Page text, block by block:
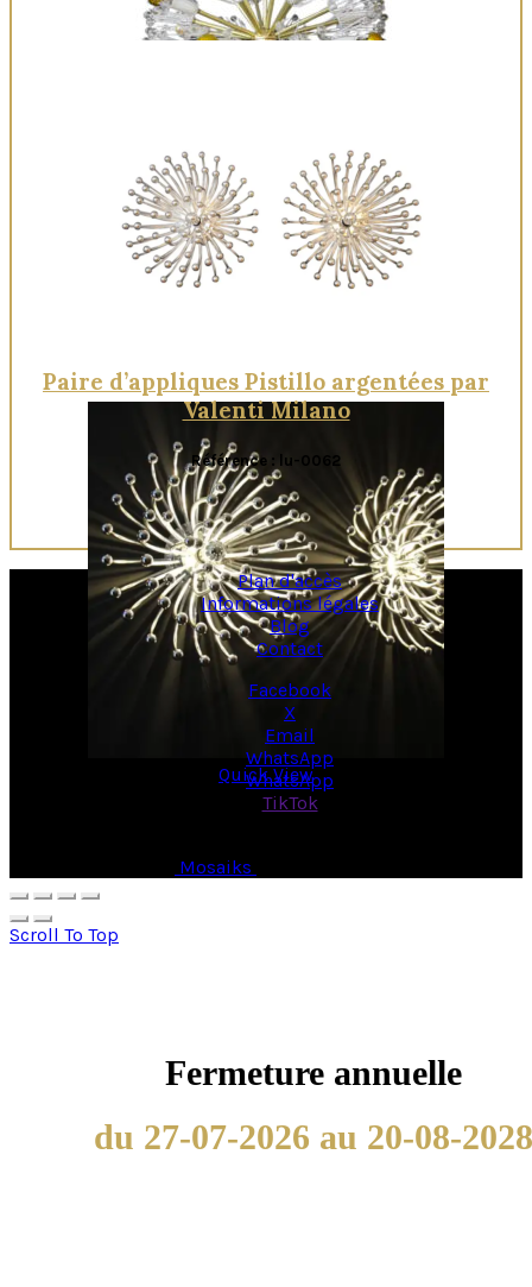
Quick View
Quick View
Paire d’appliques Pistillo argentées par
Valenti Milano
Référence : lu-0062
Plan d'accès
Informations légales
Blog
Contact
Facebook
X
Email
WhatsApp
WhatsApp
TikTok
Mosaiks
Scroll To Top
Fermeture annuelle
du 27-07-2026 au 20-08-2028